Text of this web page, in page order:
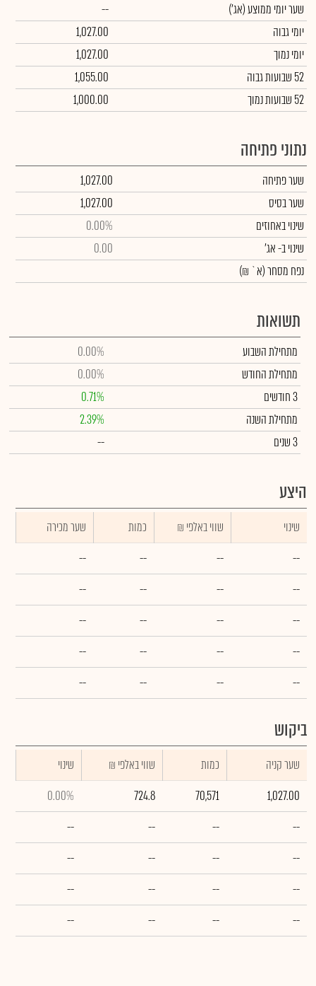
שער יומי ממוצע(אג')
--
יומי גבוה
1,027.00
יומי נמוך
1,027.00
52 שבועות גבוה
1,055.00
52 שבועות נמוך
1,000.00
נתוני פתיחה
שער פתיחה
1,027.00
שער בסיס
1,027.00
שינוי באחוזים
0.00%
שינויב- אג'
0.00
נפח מסחר(א` ₪)
תשואות
מתחילת השבוע
0.00%
מתחילת החודש
0.00%
3 חודשים
0.71%
מתחילת השנה
2.39%
3 שנים
--
היצע
שינוי ₪ שווי באלפי כמות
שער מכירה
--
--
--
--
--
--
--
--
--
--
--
--
--
--
--
--
--
--
--
--
ביקוש
שער קניה כמות ₪ שווי באלפי
שינוי
1,027.00
70,571
724.8
0.00%
--
--
--
--
--
--
--
--
--
--
--
--
--
--
--
--